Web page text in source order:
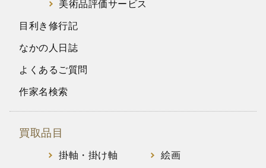
美術品評価サービス
目利き修行記
なかの人日誌
よくあるご質問
作家名検索
買取品目
掛軸・掛け軸
絵画